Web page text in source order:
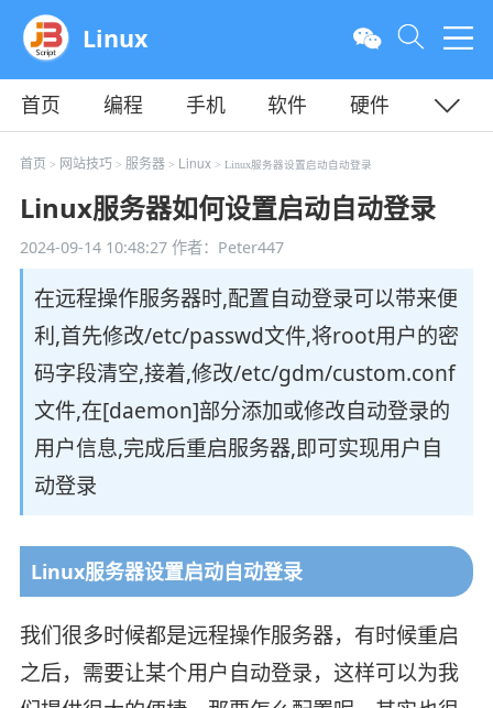
Linux
首页 编程 手机 软件
硬件
教程
平面 服务器
首页 > 网站技巧 > 服务器> Linux> Linux服务器设置启动自动登录
Linux服务器如何设置启动自动登录
2024-09-14 10:48:27作者：Peter447
在远程操作服务器时,配置自动登录可以带来便
利,首先修改/etc/passwd文件,将root用户的密
码字段清空,接着,修改/etc/gdm/custom.conf
文件,在[daemon]部分添加或修改自动登录的
用户信息,完成后重启服务器,即可实现用户自
动登录
Linux服务器设置启动自动登录
我们很多时候都是远程操作服务器，有时候重启
之后，需要让某个用户自动登录，这样可以为我